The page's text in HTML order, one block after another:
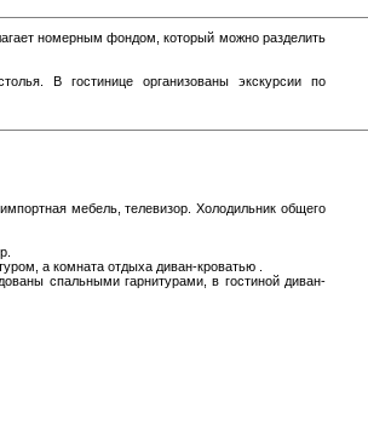
номерным фондом, который можно разделить
В гостинице организованы экскурсии по
мебель, телевизор. Холодильник общего
а комната отдыха диван-кроватью .
спальными гарнитурами, в гостиной диван-